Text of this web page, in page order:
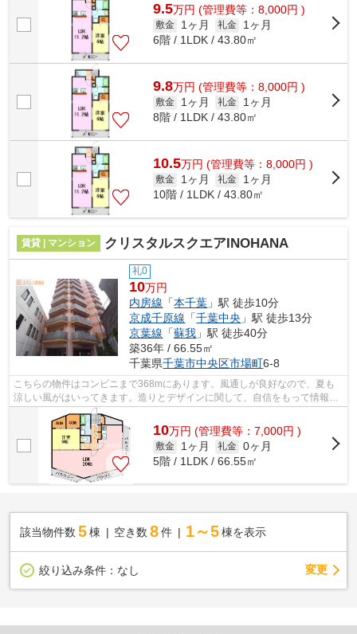
9.5万円 (管理費等：8,000円 )
敷金 1ヶ月 礼金
1ヶ月
6階 / 1LDK / 43.80㎡
9.8万円 (管理費等：8,000円 )
敷金 1ヶ月 礼金
1ヶ月
8階 / 1LDK / 43.80㎡
10.5万円 (管理費等：8,000円 )
敷金 1ヶ月 礼金
1ヶ月
10階 / 1LDK / 43.80㎡
賃貸 | マンション クリスタルスクエアINOHANA
礼0
10万円
内房線 「本千葉 」駅 徒歩10分
京成千原線 「千葉中央 」駅 徒歩13分
京葉線 「蘇我 」駅 徒歩40分
築36年 / 66.55㎡
千葉県千葉市中央区市場町6-8
こちらの物件はコンビニまで368mにあります。風通しが良好なので、夏も
涼しい風がはいってきます。造りとデザインに関して、自信をもって情報を
提供できるマンションです。共用部には...
10万円 (管理費等：7,000円 )
敷金 1ヶ月 礼金 0ヶ月
5階 / 1LDK / 66.55㎡
該当物件数 5棟 空き数 8 件 1～5 棟を表示
絞り込み条件： なし 変更